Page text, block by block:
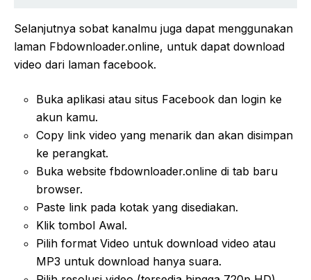
Selanjutnya sobat kanalmu juga dapat menggunakan
laman Fbdownloader.online, untuk dapat download
video dari laman facebook.
Buka aplikasi atau situs Facebook dan login ke
akun kamu.
Copy link video yang menarik dan akan disimpan
ke perangkat.
Buka website fbdownloader.online di tab baru
browser.
Paste link pada kotak yang disediakan.
Klik tombol Awal.
Pilih format Video untuk download video atau
MP3 untuk download hanya suara.